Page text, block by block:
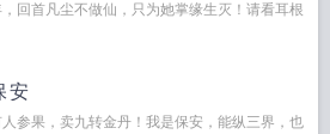
回首凡尘不做仙，只为她掌缘生灭！请看耳根
安
参果，卖九转金丹！我是保安，能纵三界，也